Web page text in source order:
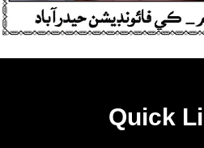
Quick